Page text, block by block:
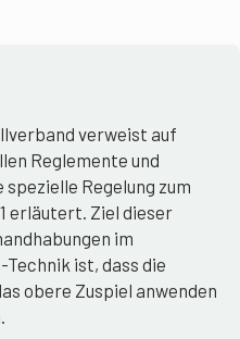
verweist auf
Reglemente und
Regelung zum
erläutert. Ziel dieser
im
ist, dass die
obere Zuspiel anwenden